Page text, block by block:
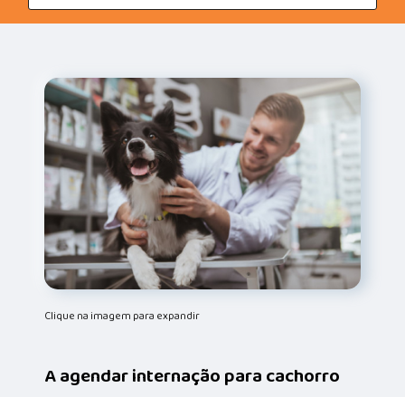
Clique na imagem para expandir
A agendar internação para cachorro